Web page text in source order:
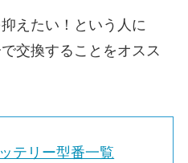
えたい！という人に
交換することをオスス
テリー型番一覧